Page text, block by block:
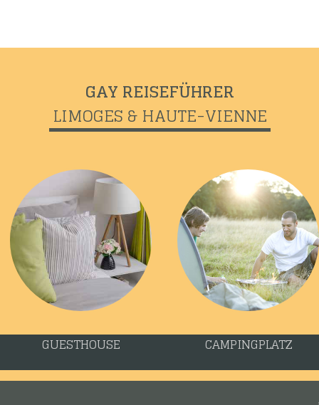
GAY REISEFÜHRER
LIMOGES & HAUTE-VIENNE
GUESTHOUSE CAMPINGPLATZ